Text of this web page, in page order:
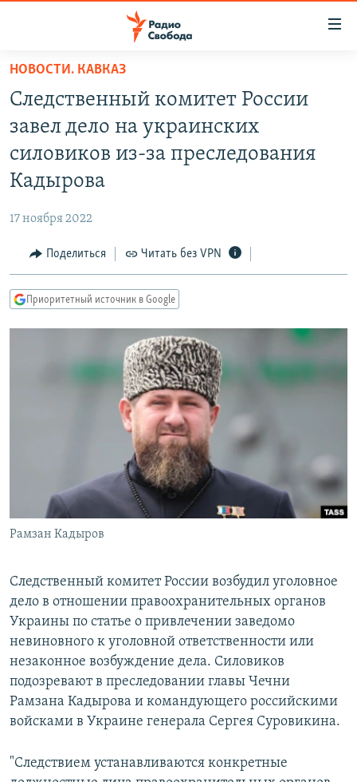
упрощенного
доступа
основному
содержанию
навигации
Вернутся
ПОДКАСТЫ
АВТОРСКИЕ ПРОЕКТЫ
ЦИТАТЫ СВОБОДЫ
КУЛЬТУРА
IDEL.РЕАЛИИ
КАВКАЗ.РЕАЛИИ
РАСПИСАНИЕ ВЕЩАНИЯ
ПОДПИШИТЕСЬ НА РАССЫЛКУ
НОВОСТИ. КАВКАЗ
Следственный комитет России
завел дело на украинских
силовиков из-за преследования
Кадырова
17 ноября 2022
Поделиться Читать без VPN
Приоритетный источник в Google
Рамзан Кадыров
Следственный комитет России возбудил уголовное
дело в отношении правоохранительных органов
Украины по статье о привлечении заведомо
невиновного к уголовной ответственности или
незаконное возбуждение дела. Силовиков
подозревают в преследовании главы Чечни
Рамзана Кадырова и командующего российскими
войсками в Украине генерала Сергея Суровикина.
"Следствием устанавливаются конкретные